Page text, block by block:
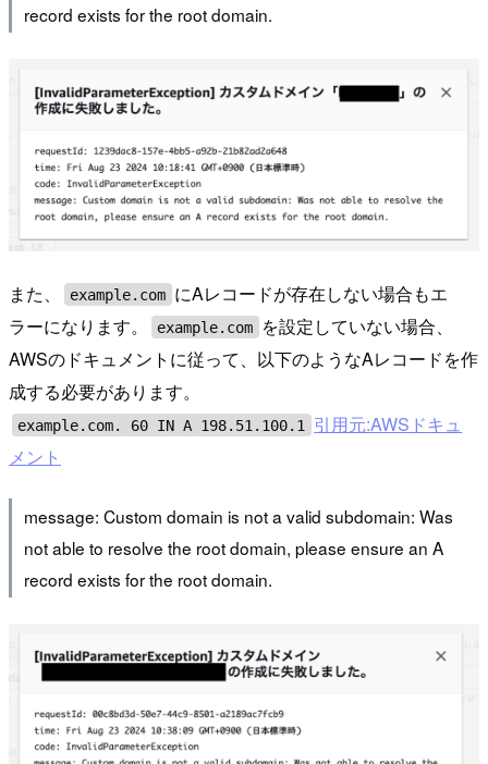
record exists for the root domain.
また、 example.com にAレコードが存在しない場合もエ
ラーになります。
example.com
を設定していない場合、
AWSのドキュメントに従って、以下のようなAレコードを作
成する必要があります。
example.com. 60 IN A 198.51.100.1
引用元:AWSドキュ
メント
message: Custom domain is not a valid subdomain: Was
not able to resolve the root domain, please ensure an A
record exists for the root domain.